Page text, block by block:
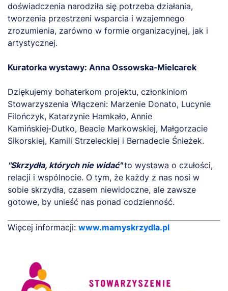
doświadczenia narodziła się potrzeba działania,
tworzenia przestrzeni wsparcia i wzajemnego
zrozumienia, zarówno w formie organizacyjnej, jak i
artystycznej.
Kuratorka wystawy: Anna Ossowska‑Mielcarek
Dziękujemy bohaterkom projektu, członkiniom
Stowarzyszenia Włączeni: Marzenie Donato, Lucynie
Filończyk, Katarzynie Hamkało, Annie
Kamińskiej‑Dutko, Beacie Markowskiej, Małgorzacie
Sikorskiej, Kamili Strzeleckiej i Bernadecie Śnieżek.
"Skrzydła, których nie widać" to wystawa o czułości,
relacji i wspólnocie. O tym, że każdy z nas nosi w
sobie skrzydła, czasem niewidoczne, ale zawsze
gotowe, by unieść nas ponad codzienność.
Więcej informacji: www.mamyskrzydla.pl